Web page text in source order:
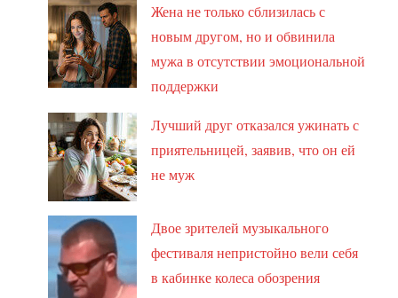
Жена не только сблизилась с
новым другом, но и обвинила
мужа в отсутствии эмоциональной
поддержки
Лучший друг отказался ужинать с
приятельницей, заявив, что он ей
не муж
Двое зрителей музыкального
фестиваля непристойно вели себя
в кабинке колеса обозрения